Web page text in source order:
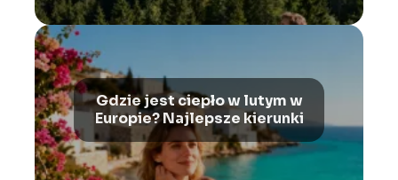
Gdzie jest ciepło w lutym w
Europie? Najlepsze kierunki